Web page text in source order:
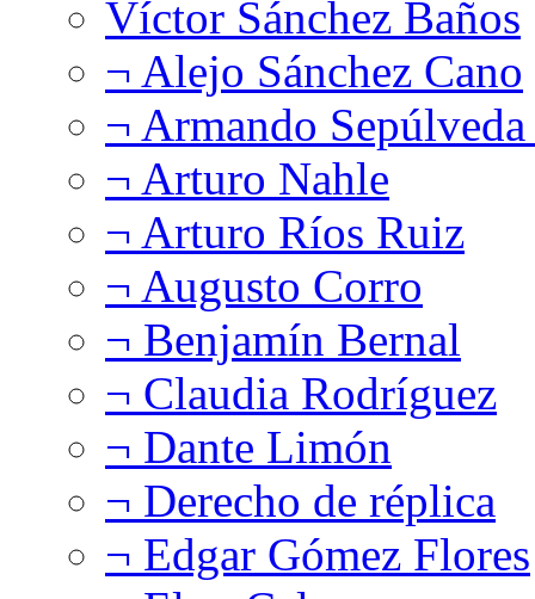
Víctor Sánchez Baños
¬ Alejo Sánchez Cano
¬ Armando
¬ Arturo Nahle
¬ Arturo Ríos Ruiz
¬ Augusto Corro
¬ Benjamín Bernal
¬ Claudia Rodríguez
¬ Dante Limón
¬ Derecho de réplica
¬ Edgar Gómez Flores